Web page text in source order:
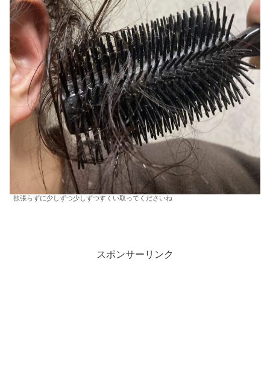
欲張らずに少しずつ少しずつすくい取ってくださいね
スポンサーリンク